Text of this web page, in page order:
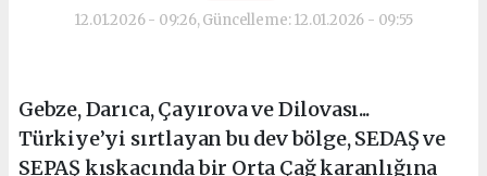
12.01.2026 - 09:26, Güncelleme: 12.01.2026 - 09:55
Gebze, Darıca, Çayırova ve Dilovası...
Türkiye’yi sırtlayan bu dev bölge, SEDAŞ ve
SEPAŞ kıskacında bir Orta Çağ karanlığına